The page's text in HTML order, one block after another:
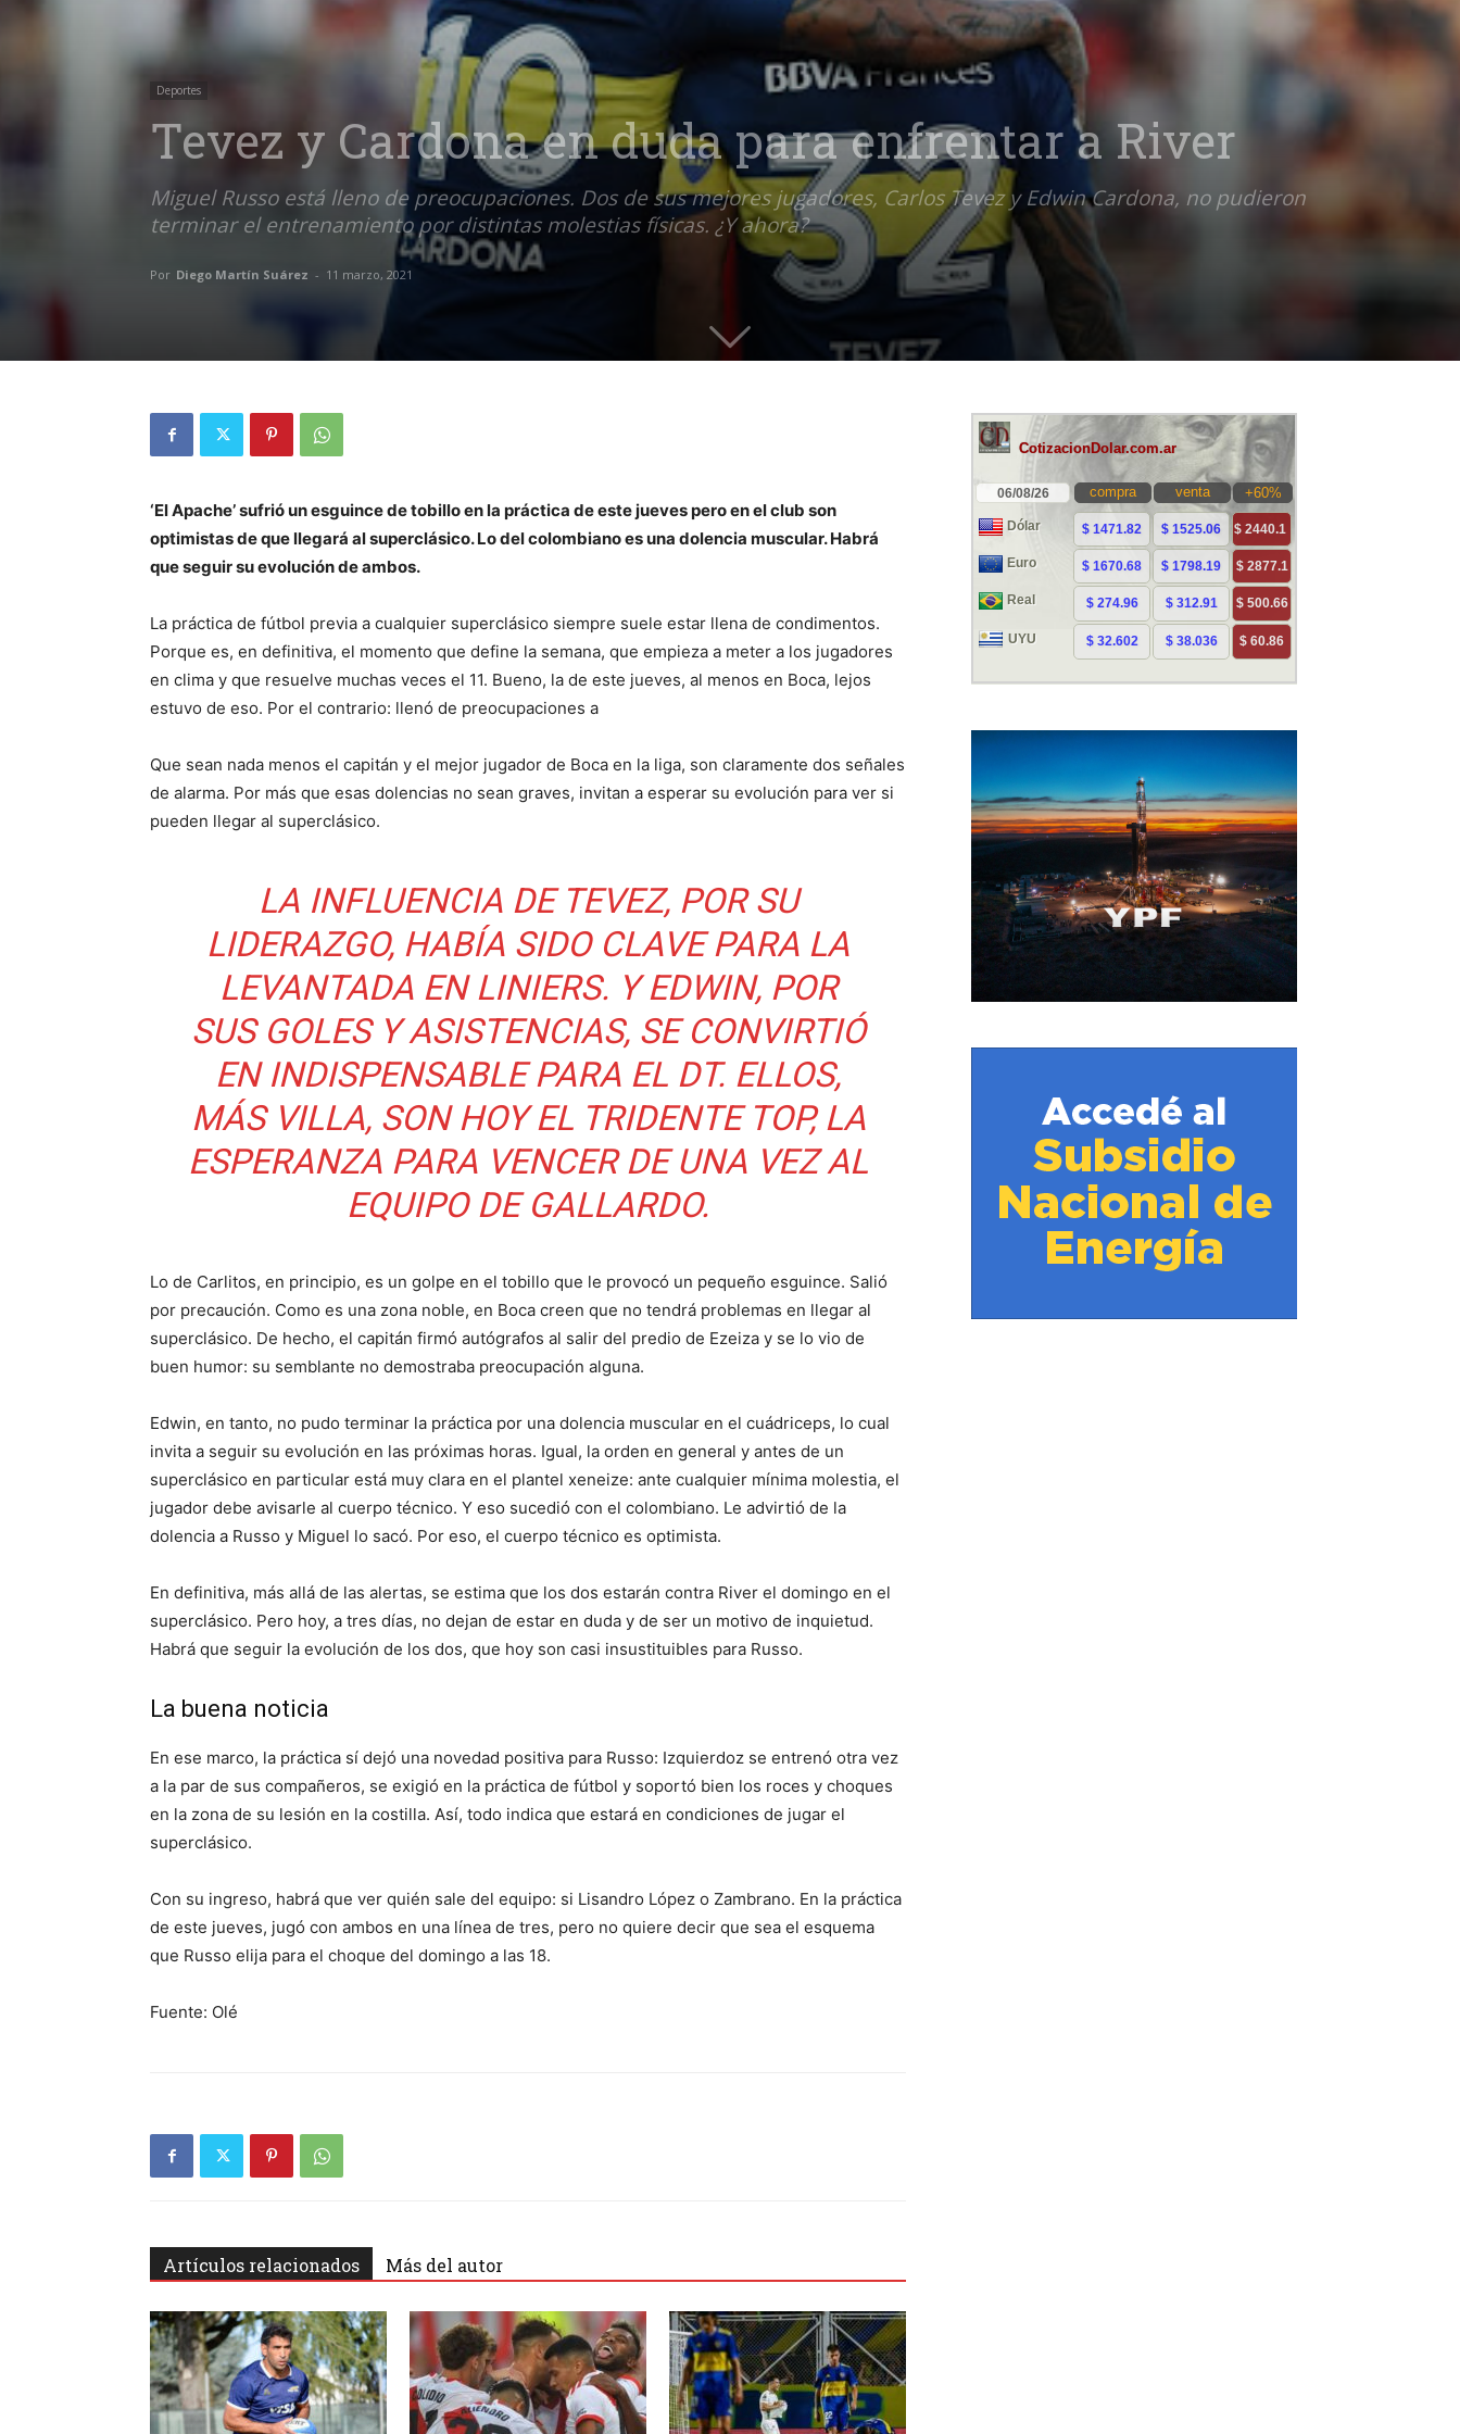
Deportes
Tevez y Cardona en duda para enfrentar a River
Miguel Russo está lleno de preocupaciones. Dos de sus mejores jugadores, Carlos Tevez y Edwin Cardona, no pudieron
terminar el entrenamiento por distintas molestias físicas. ¿Y ahora?
Por Diego Martín Suárez - 11 marzo, 2021
‘El Apache’ sufrió un esguince de tobillo en la práctica de este jueves pero en el club son
optimistas de que llegará al superclásico. Lo del colombiano es una dolencia muscular. Habrá
que seguir su evolución de ambos.
La práctica de fútbol previa a cualquier superclásico siempre suele estar llena de condimentos.
Porque es, en definitiva, el momento que define la semana, que empieza a meter a los jugadores
en clima y que resuelve muchas veces el 11. Bueno, la de este jueves, al menos en Boca, lejos
estuvo de eso. Por el contrario: llenó de preocupaciones a
Que sean nada menos el capitán y el mejor jugador de Boca en la liga, son claramente dos señales
de alarma. Por más que esas dolencias no sean graves, invitan a esperar su evolución para ver si
pueden llegar al superclásico.
LA INFLUENCIA DE TEVEZ, POR SU
LIDERAZGO, HABÍA SIDO CLAVE PARA LA
LEVANTADA EN LINIERS. Y EDWIN, POR
SUS GOLES Y ASISTENCIAS, SE CONVIRTIÓ
EN INDISPENSABLE PARA EL DT. ELLOS,
MÁS VILLA, SON HOY EL TRIDENTE TOP, LA
ESPERANZA PARA VENCER DE UNA VEZ AL
EQUIPO DE GALLARDO.
Lo de Carlitos, en principio, es un golpe en el tobillo que le provocó un pequeño esguince. Salió
por precaución. Como es una zona noble, en Boca creen que no tendrá problemas en llegar al
superclásico. De hecho, el capitán firmó autógrafos al salir del predio de Ezeiza y se lo vio de
buen humor: su semblante no demostraba preocupación alguna.
Edwin, en tanto, no pudo terminar la práctica por una dolencia muscular en el cuádriceps, lo cual
invita a seguir su evolución en las próximas horas. Igual, la orden en general y antes de un
superclásico en particular está muy clara en el plantel xeneize: ante cualquier mínima molestia, el
jugador debe avisarle al cuerpo técnico. Y eso sucedió con el colombiano. Le advirtió de la
dolencia a Russo y Miguel lo sacó. Por eso, el cuerpo técnico es optimista.
En definitiva, más allá de las alertas, se estima que los dos estarán contra River el domingo en el
superclásico. Pero hoy, a tres días, no dejan de estar en duda y de ser un motivo de inquietud.
Habrá que seguir la evolución de los dos, que hoy son casi insustituibles para Russo.
La buena noticia
En ese marco, la práctica sí dejó una novedad positiva para Russo: Izquierdoz se entrenó otra vez
a la par de sus compañeros, se exigió en la práctica de fútbol y soportó bien los roces y choques
en la zona de su lesión en la costilla. Así, todo indica que estará en condiciones de jugar el
superclásico.
Con su ingreso, habrá que ver quién sale del equipo: si Lisandro López o Zambrano. En la práctica
de este jueves, jugó con ambos en una línea de tres, pero no quiere decir que sea el esquema
que Russo elija para el choque del domingo a las 18.
Fuente: Olé
Artículos relacionados Más del autor